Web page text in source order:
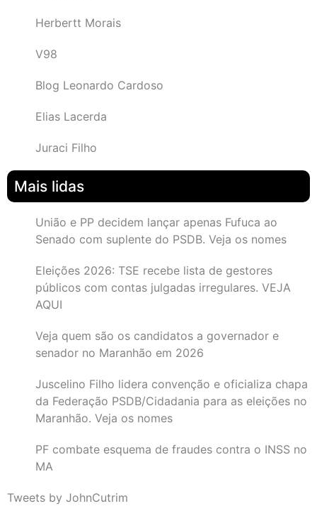
Herbertt Morais
V98
Blog Leonardo Cardoso
Elias Lacerda
Juraci Filho
Mais lidas
União e PP decidem lançar apenas Fufuca ao
Senado com suplente do PSDB. Veja os nomes
Eleições 2026: TSE recebe lista de gestores
públicos com contas julgadas irregulares. VEJA
AQUI
Veja quem são os candidatos a governador e
senador no Maranhão em 2026
Juscelino Filho lidera convenção e oficializa chapa
da Federação PSDB/Cidadania para as eleições no
Maranhão. Veja os nomes
PF combate esquema de fraudes contra o INSS no
MA
Tweets by JohnCutrim